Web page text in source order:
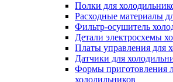
Полки для
Расходные материалы
Фильтр-осушитель
Детали электросхемы
Платы управления для
Датчики для
Формы приготовления
холодильников